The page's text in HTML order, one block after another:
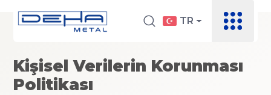
TR
Kişisel Verilerin Korunması
Politikası